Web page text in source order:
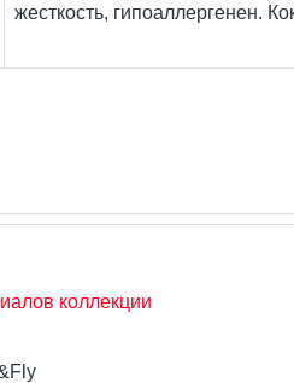
жесткость, гипоаллергенен.
коллекции